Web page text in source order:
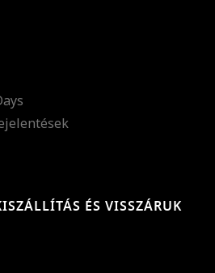
ÉS VISSZÁRUK